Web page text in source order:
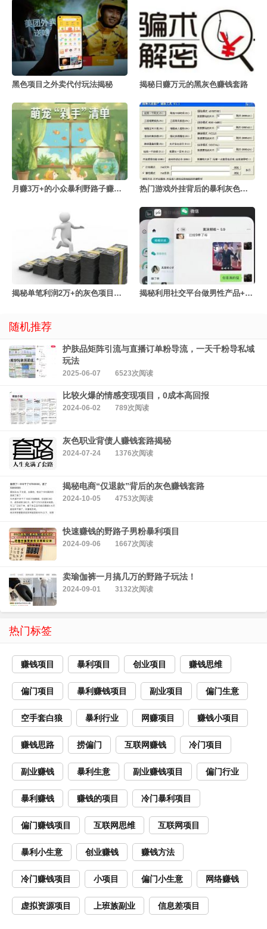
黑色项目之外卖代付玩法揭秘 揭秘日赚万元的黑灰色赚钱套路
月赚3万+的小众暴利野路子赚钱玩法 热门游戏外挂背后的暴利灰色项目
揭秘单笔利润2万+的灰色项目之债务清零 揭秘利用社交平台做男性产品+的隐秘项目
随机推荐
护肤品矩阵引流与直播订单粉导流，一天千粉导私域
玩法
2025-06-07 6523次阅读
比较火爆的情感变现项目，0成本高回报
2024-06-02 789次阅读
灰色职业背债人赚钱套路揭秘
2024-07-24 1376次阅读
揭秘电商“仅退款”背后的灰色赚钱套路
2024-10-05 4753次阅读
快速赚钱的野路子男粉暴利项目
2024-09-06 1667次阅读
卖瑜伽裤一月搞几万的野路子玩法！
2024-09-01 3132次阅读
热门标签
赚钱项目 暴利项目 创业项目 赚钱思维
偏门项目 暴利赚钱项目 副业项目 偏门生意
空手套白狼 暴利行业 网赚项目 赚钱小项目
赚钱思路 捞偏门 互联网赚钱 冷门项目
副业赚钱 暴利生意 副业赚钱项目 偏门行业
暴利赚钱 赚钱的项目 冷门暴利项目
偏门赚钱项目 互联网思维 互联网项目
暴利小生意 创业赚钱 赚钱方法
冷门赚钱项目 小项目 偏门小生意 网络赚钱
虚拟资源项目 上班族副业 信息差项目